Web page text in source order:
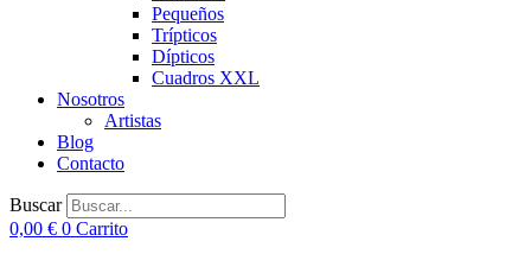
Pequeños
Trípticos
Dípticos
Cuadros XXL
Nosotros
Artistas
Blog
Contacto
Buscar
0,00 € 0 Carrito